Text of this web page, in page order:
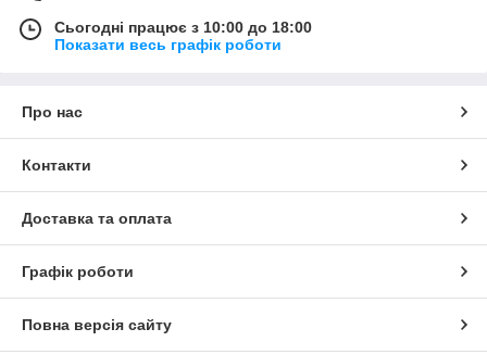
Сьогодні працює з 10:00 до 18:00
Показати весь графік роботи
Про нас
Контакти
Доставка та оплата
Графік роботи
Повна версія сайту